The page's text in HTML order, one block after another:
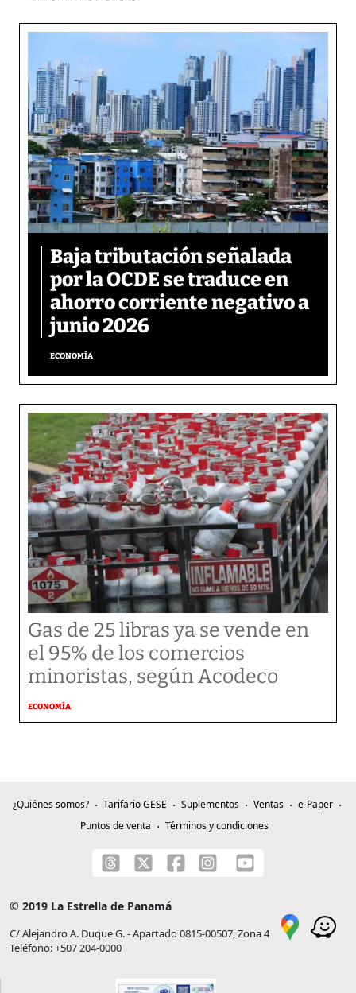
Baja tributación señalada
por la OCDE se traduce en
ahorro corriente negativo a
junio 2026
ECONOMÍA
Gas de 25 libras ya se vende en
el 95% de los comercios
minoristas, según Acodeco
ECONOMÍA
¿Quiénes somos? Tarifario GESE Suplementos Ventas
e-Paper
Puntos de venta
Términos y condiciones
© 2019 La Estrella de Panamá
C/ Alejandro A. Duque G. - Apartado 0815-00507, Zona 4
Teléfono: +507 204-0000